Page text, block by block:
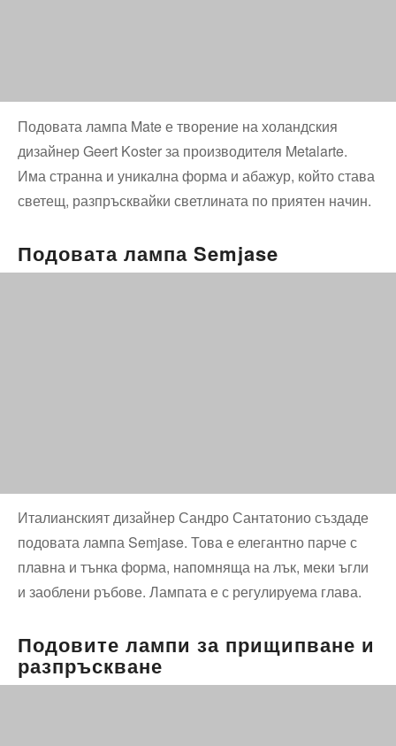
Подовата лампа Mate е творение на холандския
дизайнер Geert Koster за производителя Metalarte.
Има странна и уникална форма и абажур, който става
светещ, разпръсквайки светлината по приятен начин.
Подовата лампа Semjase
Италианският дизайнер Сандро Сантатонио създаде
подовата лампа Semjase. Това е елегантно парче с
плавна и тънка форма, напомняща на лък, меки ъгли
и заоблени ръбове. Лампата е с регулируема глава.
Подовите лампи за прищипване и
разпръскване